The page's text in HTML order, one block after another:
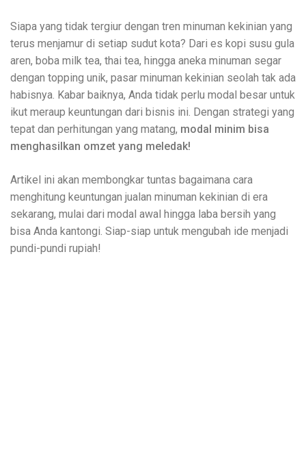
Siapa yang tidak tergiur dengan tren minuman kekinian yang
terus menjamur di setiap sudut kota? Dari es kopi susu gula
aren, boba milk tea, thai tea, hingga aneka minuman segar
dengan topping unik, pasar minuman kekinian seolah tak ada
habisnya. Kabar baiknya, Anda tidak perlu modal besar untuk
ikut meraup keuntungan dari bisnis ini. Dengan strategi yang
tepat dan perhitungan yang matang, modal minim bisa
menghasilkan omzet yang meledak!
Artikel ini akan membongkar tuntas bagaimana cara
menghitung keuntungan jualan minuman kekinian di era
sekarang, mulai dari modal awal hingga laba bersih yang
bisa Anda kantongi. Siap-siap untuk mengubah ide menjadi
pundi-pundi rupiah!